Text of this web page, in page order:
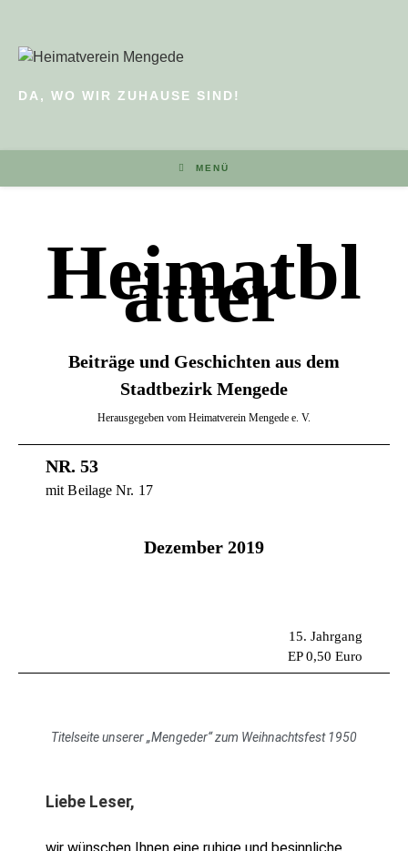
DA, WO WIR ZUHAUSE SIND!
MENÜ
Heimatbl
ätter
Beiträge und Geschichten aus dem
Stadtbezirk Mengede
Herausgegeben vom Heimatverein Mengede e. V.
NR. 53
mit Beilage Nr. 17
Dezember 2019
15. Jahrgang
EP 0,50 Euro
Titelseite unserer „Mengeder“ zum Weihnachtsfest 1950
Liebe Leser,